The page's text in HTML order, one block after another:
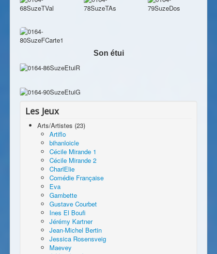
Son étui
Les Jeux
Arts/Artistes (23)
Artiflo
bihanloicle
Cécile Mirande 1
Cécile Mirande 2
CharlElie
Comédie Française
Eva
Gambette
Gustave Courbet
Ines El Boufi
Jérémy Kartner
Jean-Michel Bertin
Jessica Rosensveig
Maevey